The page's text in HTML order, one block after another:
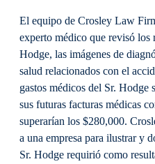
El equipo de Crosley Law
experto médico que revisó los
Hodge, las imágenes de
salud relacionados con el
gastos médicos del Sr. Hodge
sus futuras facturas médicas
superarían los $280,000.
a una empresa para ilustrar y
Sr. Hodge requirió como